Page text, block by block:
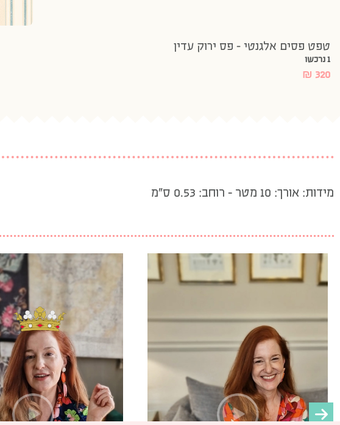
טפט פסים אלגנטי – פס ירוק עדין
1 נרכשו
₪ 320
מידות: אורך: 10 מטר – רוחב: 0.53 ס”מ